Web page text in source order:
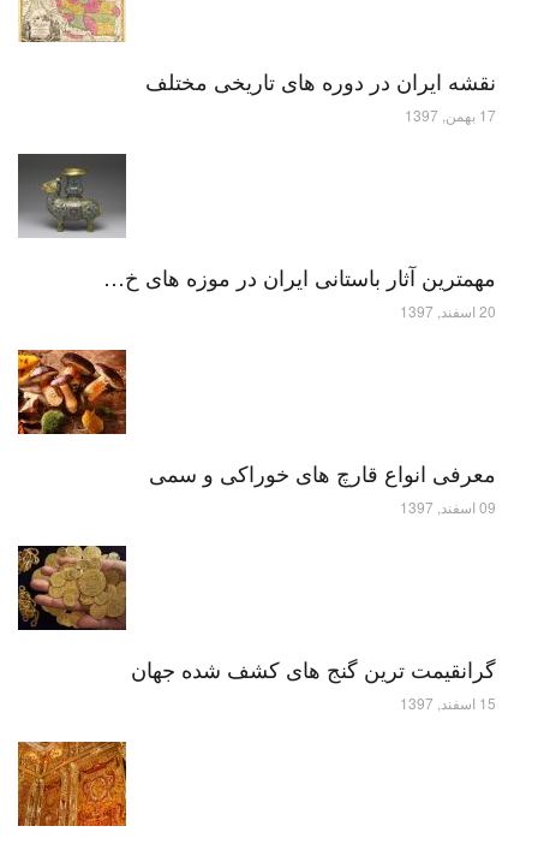
نقشه ایران در دوره های تاریخی مختلف
17 بهمن, 1397
مهمترین آثار باستانی ایران در موزه های خ…
20 اسفند, 1397
معرفی انواع قارچ های خوراکی و سمی
09 اسفند, 1397
گرانقیمت ترین گنج های کشف شده جهان
15 اسفند, 1397